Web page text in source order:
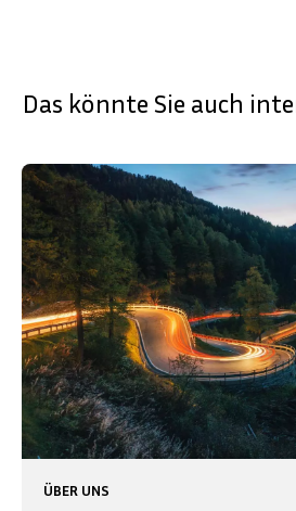
Das könnte Sie auch
ÜBER UNS